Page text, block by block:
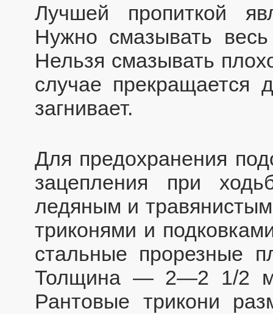
Лучшей пропиткой
Нужно смазывать
Нельзя смазывать
случае прекращается
загнивает.
Для предохранения
зацепления при
ледяным и
триконями и
стальные прорезные
Толщина — 2—2 1/2
Рантовые трикони